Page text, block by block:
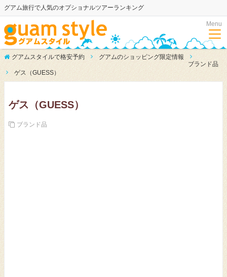
グアム旅行で人気のオプショナルツアーランキング
Menu
グアムスタイルで格安予約
グアムのショッピング限定情報
ブランド品
ゲス（GUESS）
ゲス（GUESS）
ブランド品